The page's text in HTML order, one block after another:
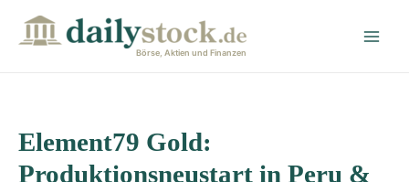
Börse, Aktien und Finanzen
Element79 Gold:
Produktionsneustart in Peru &